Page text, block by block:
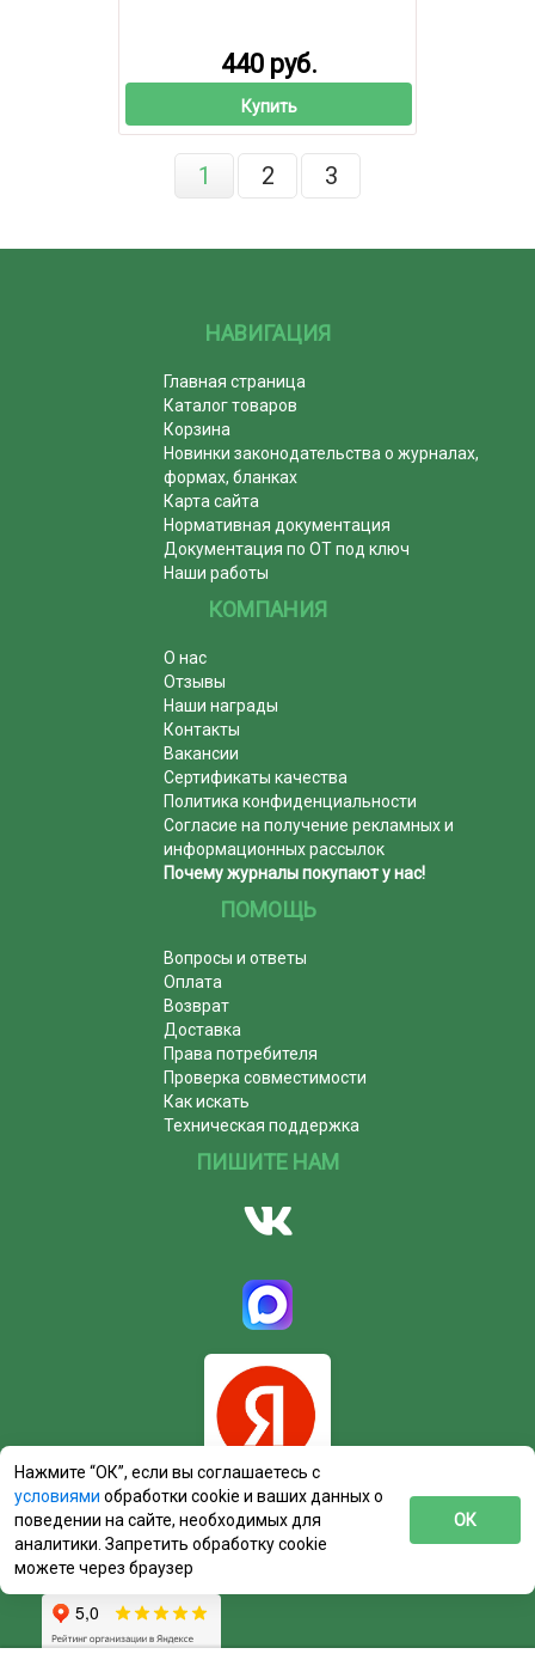
440 руб.
Купить
1 2 3
НАВИГАЦИЯ
Главная страница
Каталог товаров
Корзина
Новинки законодательства о журналах,
формах, бланках
Карта сайта
Нормативная документация
Документация по ОТ под ключ
Наши работы
КОМПАНИЯ
О нас
Отзывы
Наши награды
Контакты
Вакансии
Сертификаты качества
Политика конфиденциальности
Согласие на получение рекламных и
информационных рассылок
Почему журналы покупают у нас!
ПОМОЩЬ
Вопросы и ответы
Оплата
Возврат
Доставка
Права потребителя
Проверка совместимости
Как искать
Техническая поддержка
ПИШИТЕ НАМ
Нажмите “ОК”, если вы соглашаетесь с
условиями обработки cookie и ваших данных о
поведении на сайте, необходимых для
аналитики. Запретить обработку cookie
можете через браузер
ОК